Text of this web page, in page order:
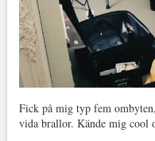
Fick på mig typ fem
vida brallor. Kände mig cool